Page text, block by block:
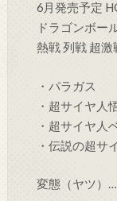
6月発売予定
ドラゴンボー
熱戦 列戦 超激
・パラガス
・超サイヤ人
・超サイヤ人
・伝説の超サ
変態（ヤツ）